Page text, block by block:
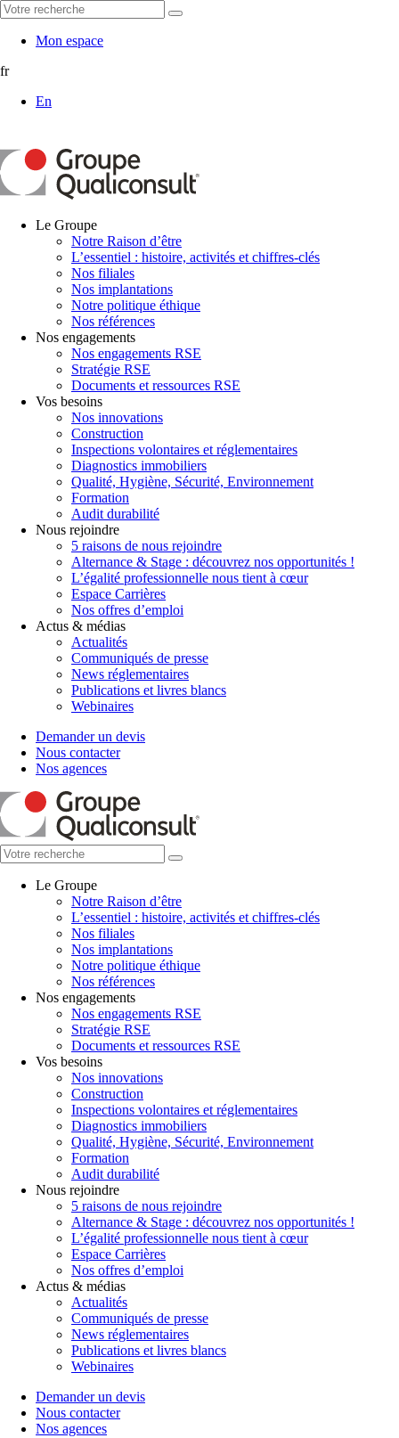
Mon espace
fr
En
Le Groupe
Notre Raison d’être
L’essentiel : histoire, activités et chiffres-clés
Nos filiales
Nos implantations
Notre politique éthique
Nos références
Nos engagements
Nos engagements RSE
Stratégie RSE
Documents et ressources RSE
Vos besoins
Nos innovations
Construction
Inspections volontaires et réglementaires
Diagnostics immobiliers
Qualité, Hygiène, Sécurité, Environnement
Formation
Audit durabilité
Nous rejoindre
5 raisons de nous rejoindre
Alternance & Stage : découvrez nos opportunités !
L’égalité professionnelle nous tient à cœur
Espace Carrières
Nos offres d’emploi
Actus & médias
Actualités
Communiqués de presse
News réglementaires
Publications et livres blancs
Webinaires
Demander un devis
Nous contacter
Nos agences
Le Groupe
Notre Raison d’être
L’essentiel : histoire, activités et chiffres-clés
Nos filiales
Nos implantations
Notre politique éthique
Nos références
Nos engagements
Nos engagements RSE
Stratégie RSE
Documents et ressources RSE
Vos besoins
Nos innovations
Construction
Inspections volontaires et réglementaires
Diagnostics immobiliers
Qualité, Hygiène, Sécurité, Environnement
Formation
Audit durabilité
Nous rejoindre
5 raisons de nous rejoindre
Alternance & Stage : découvrez nos opportunités !
L’égalité professionnelle nous tient à cœur
Espace Carrières
Nos offres d’emploi
Actus & médias
Actualités
Communiqués de presse
News réglementaires
Publications et livres blancs
Webinaires
Demander un devis
Nous contacter
Nos agences